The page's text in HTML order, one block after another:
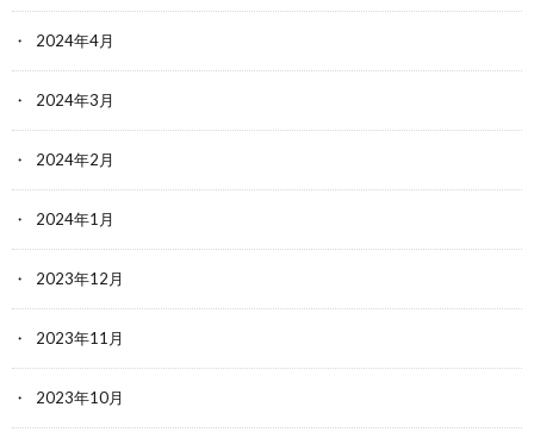
2024年4月
2024年3月
2024年2月
2024年1月
2023年12月
2023年11月
2023年10月